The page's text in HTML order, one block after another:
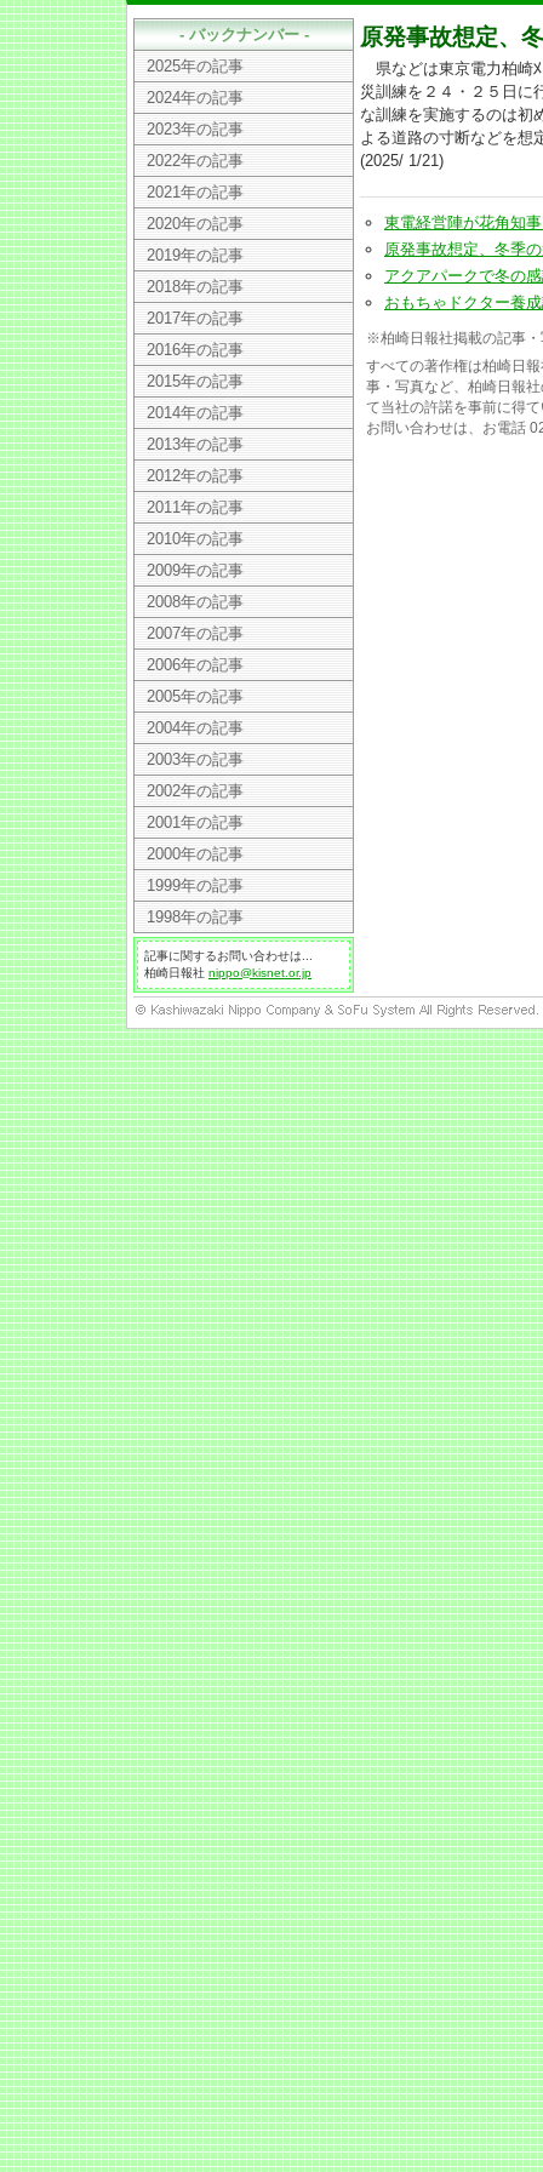
原発事故想定、
県などは東京電力柏崎
災訓練を２４・２５日に
な訓練を実施するのは初
よる道路の寸断などを想
(2025/ 1/21)
東電経営陣が花角知
原発事故想定、冬季
アクアパークで冬の
おもちゃドクター養
※柏崎日報社掲載の記事
すべての著作権は柏崎日
事・写真など、柏崎日報
て当社の許諾を事前に得
お問い合わせは、お電話
- バックナンバー -
2025年の記事
2024年の記事
2023年の記事
2022年の記事
2021年の記事
2020年の記事
2019年の記事
2018年の記事
2017年の記事
2016年の記事
2015年の記事
2014年の記事
2013年の記事
2012年の記事
2011年の記事
2010年の記事
2009年の記事
2008年の記事
2007年の記事
2006年の記事
2005年の記事
2004年の記事
2003年の記事
2002年の記事
2001年の記事
2000年の記事
1999年の記事
1998年の記事
記事に関するお問い合わせは...
柏崎日報社 nippo@kisnet.or.jp